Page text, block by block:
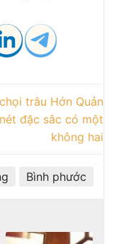
trâu Hớn Quản
đặc sắc có một
không hai
Bình phước